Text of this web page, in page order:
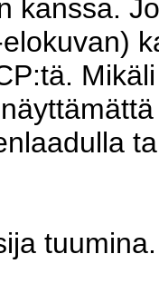
kanssa.
tuumina.